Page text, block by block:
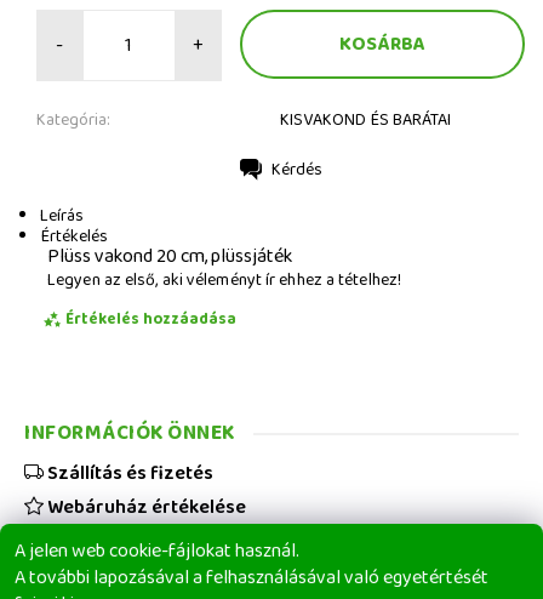
- +
Kategória: KISVAKOND ÉS BARÁTAI
Kérdés
Leírás
Értékelés
Plüss vakond 20 cm, plüssjáték
Legyen az első, aki véleményt ír ehhez a tételhez!
Értékelés hozzáadása
A jelen web cookie-fájlokat használ.
A további lapozásával a felhasználásával való egyetértését
INFORMÁCIÓK ÖNNEK
Szállítás és fizetés
Webáruház értékelése
Viszonteladóknak
Üzleti feltételek